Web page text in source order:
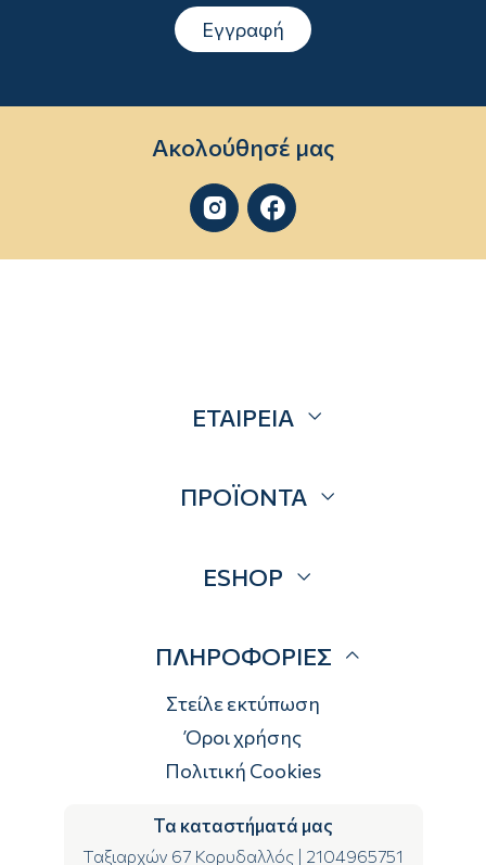
Εγγραφή
Ακολούθησέ μας
 
ΕΤΑΙΡΕΙΑ
Επικοινωνία
ΠΡΟΪΟΝΤΑ
Brands
ESHOP
Τρόποι αποστολής
Τρόποι πληρωμής
Επιστροφές
ΠΛΗΡΟΦΟΡΙΕΣ
Στείλε εκτύπωση
Όροι χρήσης
Πολιτική Cookies
Τα καταστήματά μας
Ταξιαρχών 67 Κορυδαλλός 2104965751